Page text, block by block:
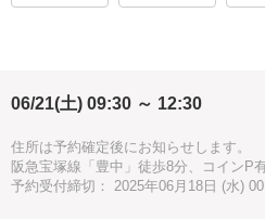
レッスンは豊中の自宅一室で行ってい
作品はDAY2の翌日以降にピックアッ
す。（別途送料）
【ご予約方法】
まずは初日（Day1）を「カレンダー」
ご予約の際に２日目（Day2）のご希望
記念日 素敵 お手頃
06/21(土) 09:30 ～ 12:30
住所は予約確定後にお知らせします。
阪急宝塚線「豊中」徒歩8分、コインP
予約受付締切： 2025年06月18日 (水)